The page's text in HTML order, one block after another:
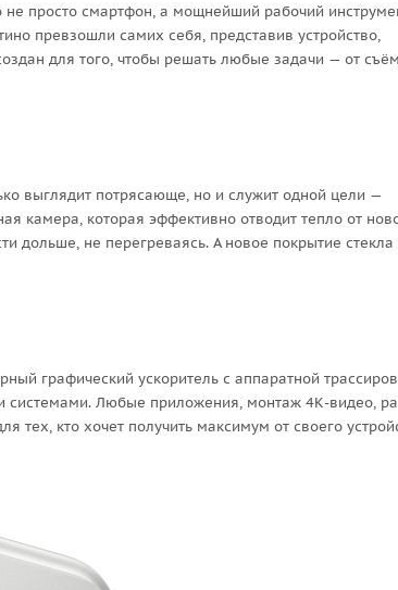
просто смартфон, а мощнейший рабочий
превзошли самих себя, представив устройство,
для того, чтобы решать любые задачи — от
выглядит потрясающе, но и служит одной цели —
камера, которая эффективно отводит тепло от
дольше, не перегреваясь. А новое покрытие стекла
графический ускоритель с аппаратной
системами. Любые приложения, монтаж 4К-видео,
кто хочет получить максимум от своего